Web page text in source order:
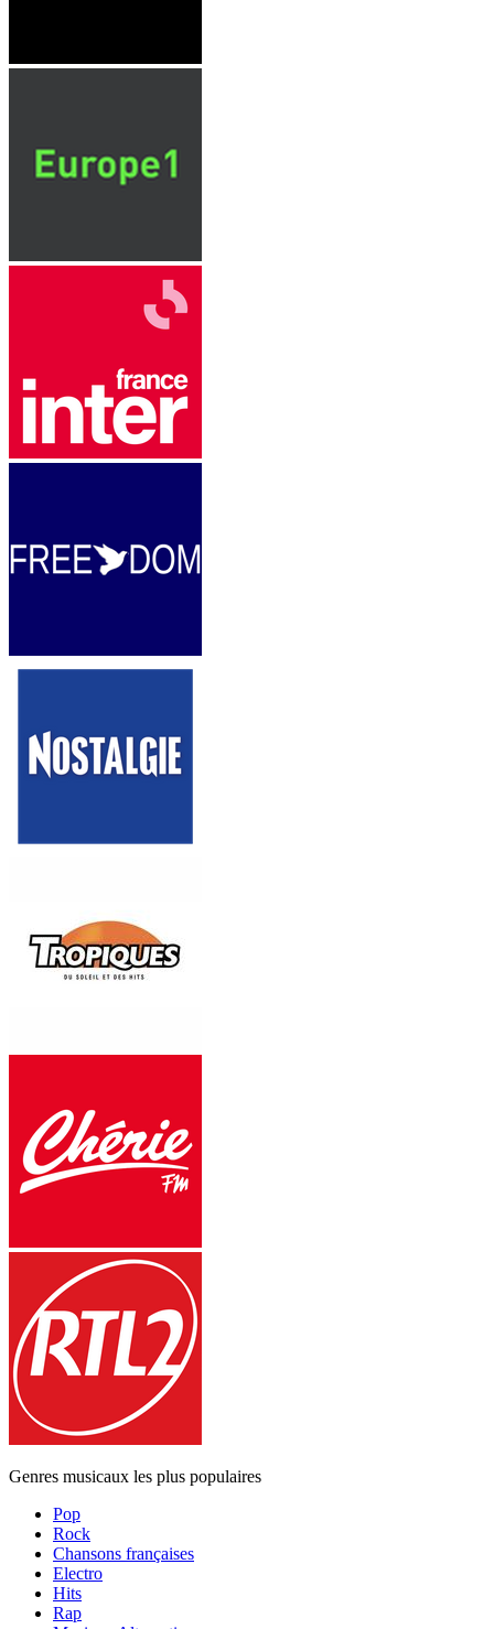
Genres musicaux les plus populaires
Pop
Rock
Chansons françaises
Electro
Hits
Rap